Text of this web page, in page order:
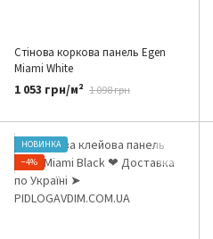
Стінова коркова панель Egen
Miami White
1 053 грн/м² 1 098 грн
НОВИНКА
−4%